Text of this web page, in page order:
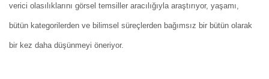
verici olasılıklarını görsel temsiller aracılığıyla araştırıyor, yaşamı,
bütün kategorilerden ve bilimsel süreçlerden bağımsız bir bütün olarak
bir kez daha düşünmeyi öneriyor.